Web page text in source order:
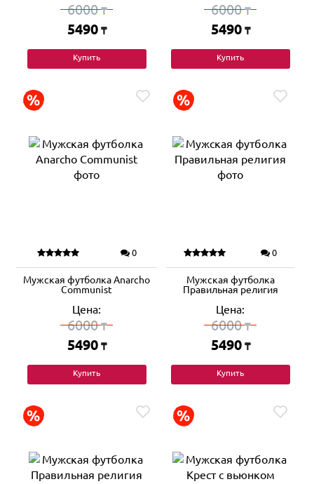
6000₸
5490 ₸
Купить
6000₸
5490 ₸
Купить
0
Мужская футболка Anarcho
Сommunist
Цена:
6000₸
5490 ₸
Купить
0
Мужская футболка
Правильная религия
Цена:
6000₸
5490 ₸
Купить